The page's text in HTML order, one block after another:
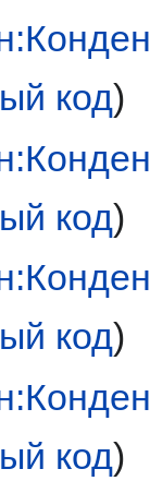
код)
код)
код)
код)